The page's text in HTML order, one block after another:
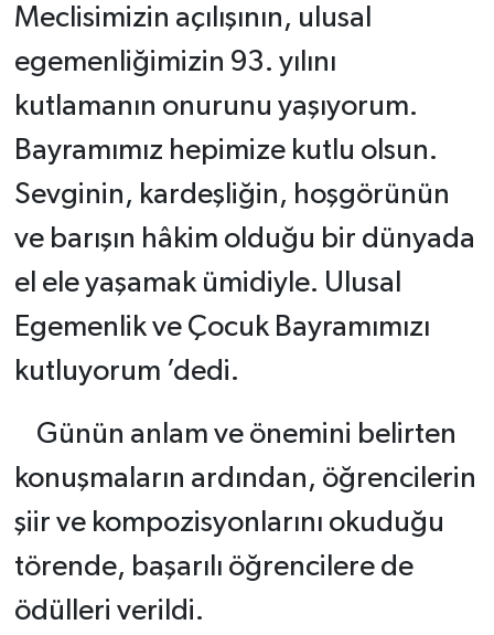
Meclisimizin açılışının, ulusal
egemenliğimizin 93. yılını
kutlamanın onurunu yaşıyorum.
Bayramımız hepimize kutlu olsun.
Sevginin, kardeşliğin, hoşgörünün
ve barışın hâkim olduğu bir dünyada
el ele yaşamak ümidiyle. Ulusal
Egemenlik ve Çocuk Bayramımızı
kutluyorum ’dedi.
Günün anlam ve önemini belirten
konuşmaların ardından, öğrencilerin
şiir ve kompozisyonlarını okuduğu
törende, başarılı öğrencilere de
ödülleri verildi.